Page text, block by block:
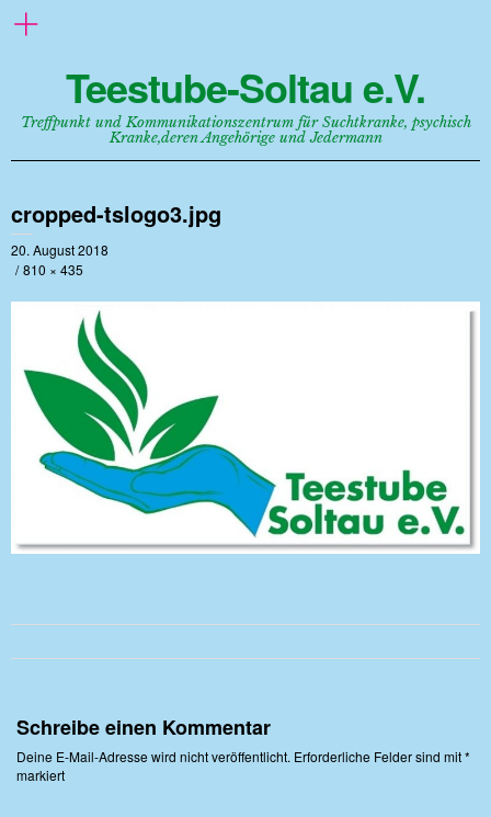
Teestube-Soltau e.V.
Treffpunkt und Kommunikationszentrum für Suchtkranke, psychisch
Kranke,deren Angehörige und Jedermann
cropped-tslogo3.jpg
20. August 2018
810 × 435
Schreibe einen Kommentar
Deine E-Mail-Adresse wird nicht veröffentlicht. Erforderliche Felder sind mit*
markiert